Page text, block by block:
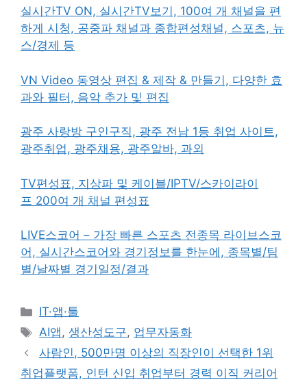
실시간TV ON, 실시간TV보기, 100여 개 채널을 편
하게 시청, 공중파 채널과 종합편성채널, 스포츠, 뉴
스/경제 등
VN Video 동영상 편집 & 제작 & 만들기, 다양한 효
과와 필터, 음악 추가 및 편집
광주 사랑방 구인구직, 광주 전남 1등 취업 사이트,
광주취업, 광주채용, 광주알바, 과외
TV편성표, 지상파 및 케이블/IPTV/스카이라이
프 200여 개 채널 편성표
LIVE스코어 – 가장 빠른 스포츠 전종목 라이브스코
어, 실시간스코어와 경기정보를 한눈에, 종목별/팀
별/날짜별 경기일정/결과
카
테
리
IT·앱·툴
태
그
AI앱,생산성도구, 업무자동화
사람인, 500만명 이상의 직장인이 선택한 1위
취업플랫폼, 인턴 신입 취업부터 경력 이직 커리어